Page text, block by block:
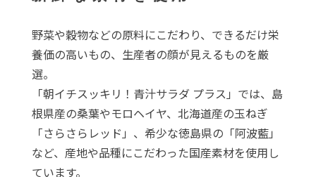
野菜や穀物などの原料にこだわり、できるだけ栄
養価の高いもの、生産者の顔が見えるものを厳
選。
「朝イチスッキリ！青汁サラダ プラス」では、島
根県産の桑葉やモロヘイヤ、北海道産の玉ねぎ
「さらさらレッド」、希少な徳島県の「阿波藍」
など、産地や品種にこだわった国産素材を使用し
ています。